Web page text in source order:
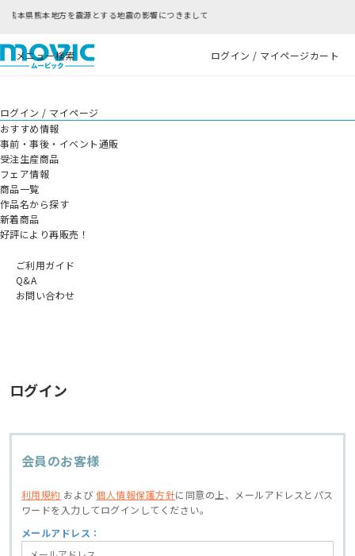
する地震の影響につきまして
メニュー検索 ログイン / マイページカート
ログイン / マイページ
おすすめ情報
事前・事後・イベント通販
受注生産商品
フェア情報
商品一覧
作品名から探す
新着商品
好評により再販売！
ご利用ガイド
Q&A
お問い合わせ
ログイン
会員のお客様
利用規約 および個人情報保護方針に同意の上、
メールアドレスとパス
ワードを入力してログインしてください。
メールアドレス：